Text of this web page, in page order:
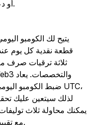
قطعة نقدية كل يوم عند
ثلاثة ترقيات صرف
لذلك سيتعين عليك تحقيق